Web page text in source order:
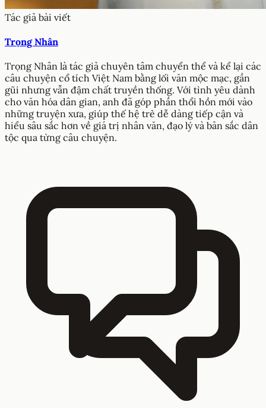
Tác giả bài viết
Trọng Nhân
Trọng Nhân là tác giả chuyên tâm chuyển thể và kể lại các
câu chuyện cổ tích Việt Nam bằng lối văn mộc mạc, gần
gũi nhưng vẫn đậm chất truyền thống. Với tình yêu dành
cho văn hóa dân gian, anh đã góp phần thổi hồn mới vào
những truyện xưa, giúp thế hệ trẻ dễ dàng tiếp cận và
hiểu sâu sắc hơn về giá trị nhân văn, đạo lý và bản sắc dân
tộc qua từng câu chuyện.